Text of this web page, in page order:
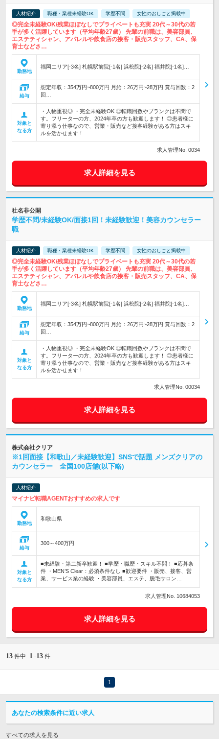
人材紹介 職種・業種未経験OK 学歴不問 女性のおしごと掲載中
◎完全未経験OK/残業ほぼなしでプライベートも充実 20代～30代の若
手が多く活躍しています（平均年齢27歳） 先輩の前職は、美容部員、
エステティシャン、アパレルや飲食店の接客・販売スタッフ、CA、保
育士などさ…
勤務地
福岡エリア[-3名] 札幌駅前院[-1名] 浜松院[-2名] 福井院[-1名]…
給与
想定年収：354万円~800万円 月給：26万円~28万円 賞与回数：2
回…
対象と
なる方
・人物重視◎ ・完全未経験OK ◎転職回数やブランクは不問で
す。フリーターの方、2024年卒の方も歓迎します！ ◎患者様に
寄り添う仕事なので、営業・販売など接客経験がある方はスキ
ルを活かせます！
求人管理No. 0034
求人詳細を見る
社名非公開
学歴不問/未経験OK/面接1回！未経験歓迎！美容カウンセラー
職
人材紹介 職種・業種未経験OK 学歴不問 女性のおしごと掲載中
◎完全未経験OK/残業ほぼなしでプライベートも充実 20代～30代の若
手が多く活躍しています（平均年齢27歳） 先輩の前職は、美容部員、
エステティシャン、アパレルや飲食店の接客・販売スタッフ、CA、保
育士などさ…
勤務地
福岡エリア[-3名] 札幌駅前院[-1名] 浜松院[-2名] 福井院[-1名]…
給与
想定年収：354万円~800万円 月給：26万円~28万円 賞与回数：2
回…
対象と
なる方
・人物重視◎ ・完全未経験OK ◎転職回数やブランクは不問で
す。フリーターの方、2024年卒の方も歓迎します！ ◎患者様に
寄り添う仕事なので、営業・販売など接客経験がある方はスキ
ルを活かせます！
求人管理No. 00034
求人詳細を見る
株式会社クリア
※1回面接【和歌山／未経験歓迎】SNSで話題 メンズクリアの
カウンセラー 全国100店舗(以下略)
人材紹介
マイナビ転職AGENTおすすめの求人です
勤務地
和歌山県
給与
300～400万円
対象と
なる方
■未経験・第二新卒歓迎！ ■学歴・職歴・スキル不問！ ■応募条
件 ・MEN’S Clear：必須条件なし ■歓迎要件 ・販売、接客、営
業、サービス業の経験 ・美容部員、エステ、脱毛サロン…
求人管理No. 10684053
求人詳細を見る
13 件中 1 -13 件
1
あなたの検索条件に近い求人
すべての求人を見る